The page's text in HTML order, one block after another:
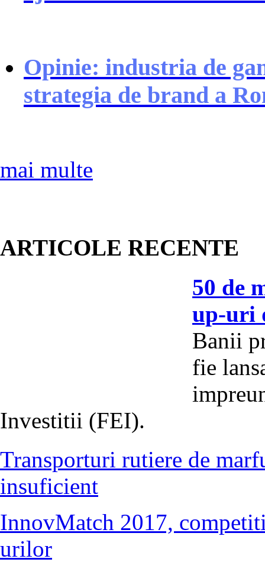
Opinie: industria de
strategia de brand a
mai multe
ARTICOLE RECENTE
50 de
up-uri
Banii
fie
Investitii (FEI).
Transporturi rutiere de
insuficient
InnovMatch 2017,
urilor